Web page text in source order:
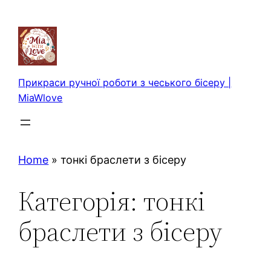
вмісту
Прикраси ручної роботи з чеського бісеру |
MiaWlove
Home »тонкі браслети з бісеру
Категорія: тонкі
браслети з бісеру